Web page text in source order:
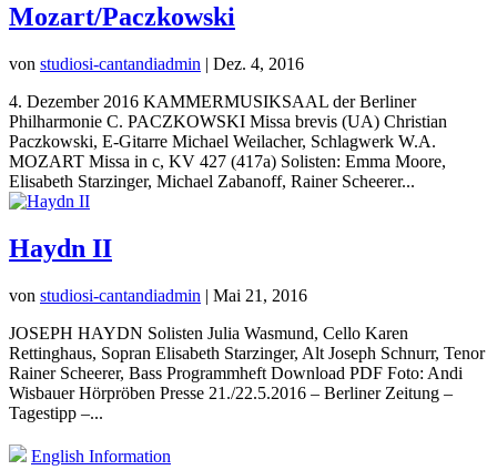
Mozart/Paczkowski
von studiosi-cantandiadmin | Dez. 4, 2016
4. Dezember 2016 KAMMERMUSIKSAAL der Berliner
Philharmonie C. PACZKOWSKI Missa brevis (UA) Christian
Paczkowski, E-Gitarre Michael Weilacher, Schlagwerk W.A.
MOZART Missa in c, KV 427 (417a) Solisten: Emma Moore,
Elisabeth Starzinger, Michael Zabanoff, Rainer Scheerer...
Haydn II
von studiosi-cantandiadmin | Mai 21, 2016
JOSEPH HAYDN Solisten Julia Wasmund, Cello Karen
Rettinghaus, Sopran Elisabeth Starzinger, Alt Joseph Schnurr, Tenor
Rainer Scheerer, Bass Programmheft Download PDF Foto: Andi
Wisbauer Hörpröben Presse 21./22.5.2016 – Berliner Zeitung –
Tagestipp –...
English Information